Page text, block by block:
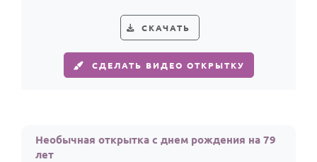
СКАЧАТЬ
СДЕЛАТЬ ВИДЕО ОТКРЫТКУ
Необычная открытка с днем рождения на 79
лет